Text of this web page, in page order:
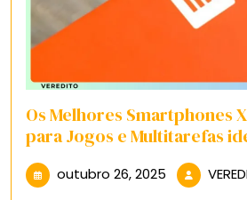
Os Melhores Smartphones
para Jogos e Multitarefas
outubro 26, 2025 outubro